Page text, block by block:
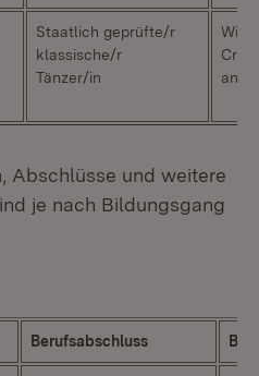
Staatlich geprüfte/r
klassische/r
Tänzer/in
Wird
Abschlüsse und weitere
je nach Bildungsgang
Berufsabschluss